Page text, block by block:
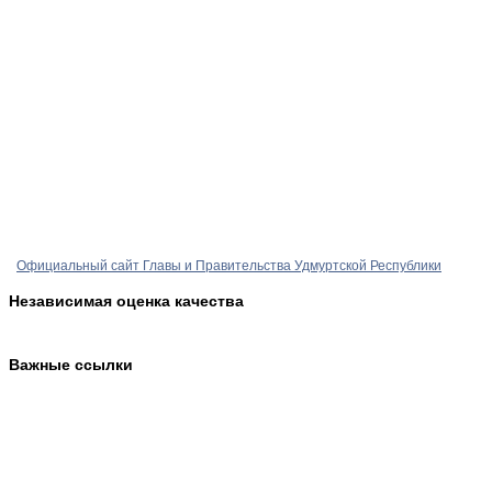
Официальный сайт Главы и Правительства Удмуртской Республики
Независимая оценка качества
Важные ссылки